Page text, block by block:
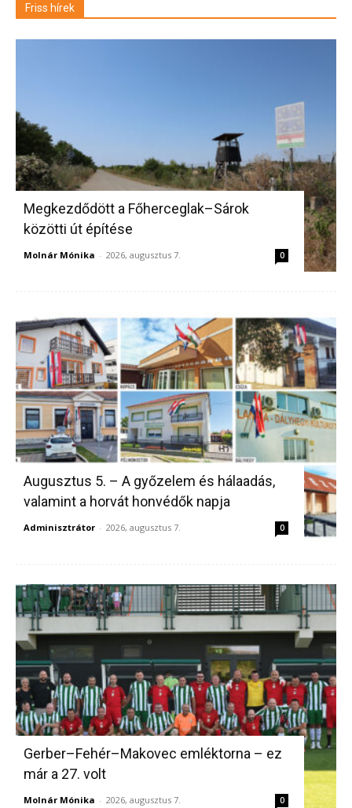
Friss hírek
Megkezdődött a Főherceglak–Sárok
közötti út építése
Molnár Mónika - 2026, augusztus 7. 0
Augusztus 5. – A győzelem és hálaadás,
valamint a horvát honvédők napja
Adminisztrátor - 2026, augusztus 7. 0
Gerber–Fehér–Makovec emléktorna – ez
már a 27. volt
Molnár Mónika - 2026, augusztus 7. 0